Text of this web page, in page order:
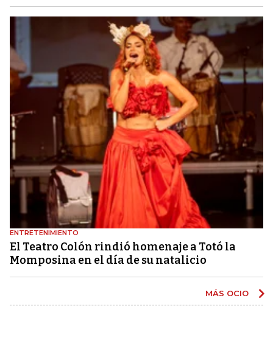
ENTRETENIMIENTO
El Teatro Colón rindió homenaje a Totó la
Momposina en el día de su natalicio
MÁS OCIO